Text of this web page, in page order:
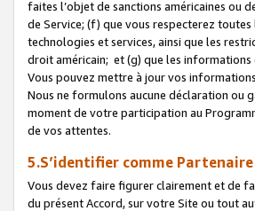
faites l’objet de sanctions américaines ou
de Service; (f) que vous respecterez
technologies et services, ainsi que les
droit américain; et (g) que les informations
Vous pouvez mettre à jour vos
Nous ne formulons aucune déclaration ou
moment de votre participation au
de vos attentes.
5.S’identifier comme Partenaire
Vous devez faire figurer clairement et de
du présent Accord, sur votre Site ou tout